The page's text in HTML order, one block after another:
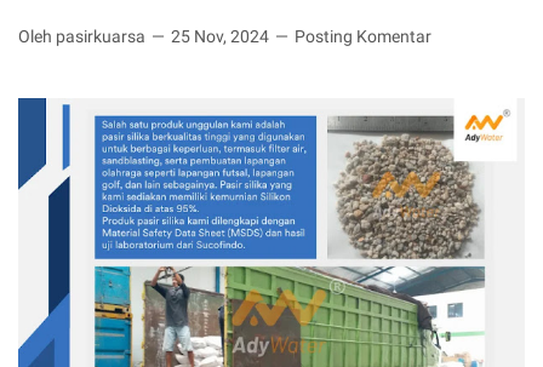
Oleh pasirkuarsa 25 Nov, 2024 Posting Komentar